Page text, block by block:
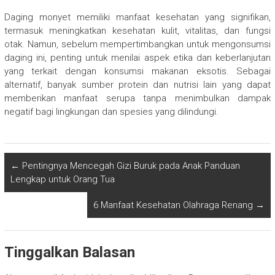
Daging monyet memiliki manfaat kesehatan yang signifikan,
termasuk meningkatkan kesehatan kulit, vitalitas, dan fungsi
otak. Namun, sebelum mempertimbangkan untuk mengonsumsi
daging ini, penting untuk menilai aspek etika dan keberlanjutan
yang terkait dengan konsumsi makanan eksotis. Sebagai
alternatif, banyak sumber protein dan nutrisi lain yang dapat
memberikan manfaat serupa tanpa menimbulkan dampak
negatif bagi lingkungan dan spesies yang dilindungi.
← Pentingnya Mencegah Gizi Buruk pada Anak Panduan
Lengkap untuk Orang Tua
6 Manfaat Kesehatan Olahraga Renang →
Tinggalkan Balasan